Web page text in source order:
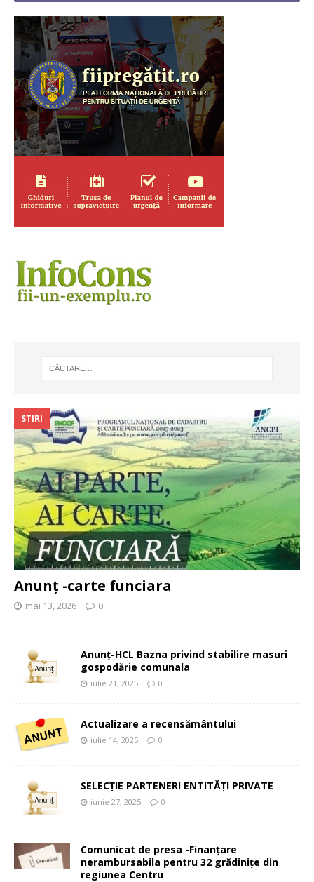
Anunț -carte funciara
STIRI
mai 13, 2026 0
Anunț-HCL Bazna privind stabilire masuri
gospodărie comunala
iulie 21, 2025 0
Actualizare a recensământului
iulie 14, 2025 0
SELECȚIE PARTENERI ENTITĂȚI PRIVATE
iunie 27, 2025 0
Comunicat de presa -Finanțare
nerambursabila pentru 32 grădinițe din
regiunea Centru